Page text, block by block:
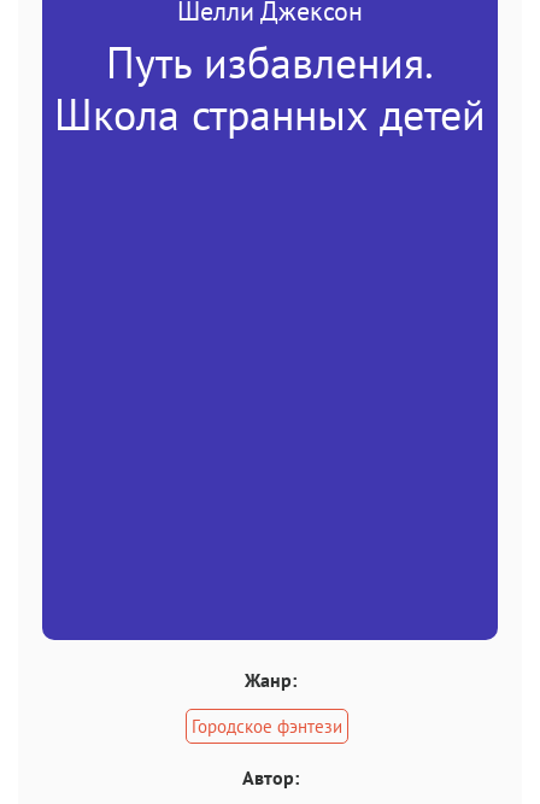
Шелли Джексон
Путь избавления.
Школа странных детей
Жанр:
Городское фэнтези
Автор: